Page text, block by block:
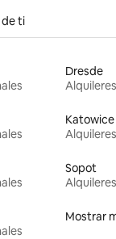
de ti
Dresde
Katowice
Sopot
Mostrar